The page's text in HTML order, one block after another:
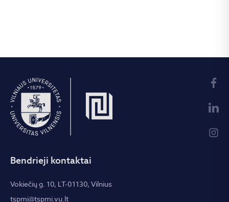
Bendrieji kontaktai
Vokiečių g. 10, LT-01130, Vilnius
tspmi@tspmi.vu.lt